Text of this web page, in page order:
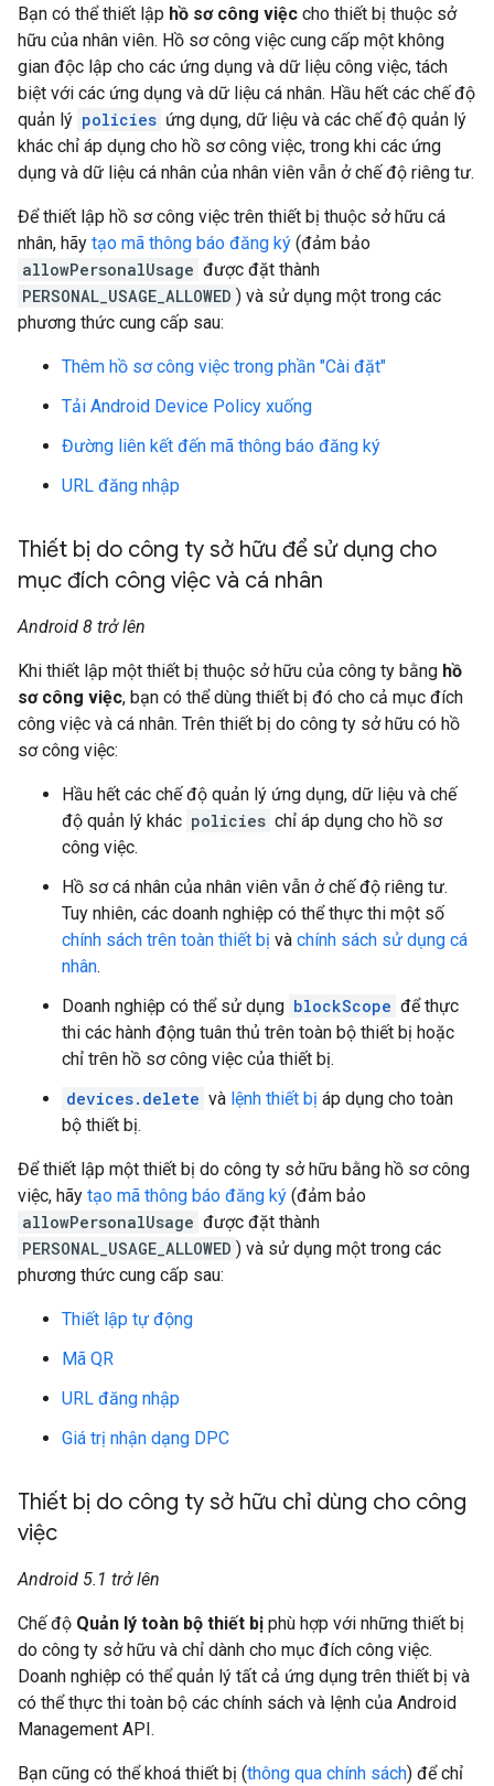
Bạn có thể thiết lập hồ sơ công việc cho thiết bị thuộc sở
hữu của nhân viên. Hồ sơ công việc cung cấp một không
gian độc lập cho các ứng dụng và dữ liệu công việc, tách
biệt với các ứng dụng và dữ liệu cá nhân. Hầu hết các chế độ
quản lý policies ứng dụng, dữ liệu và các chế độ quản lý
khác chỉ áp dụng cho hồ sơ công việc, trong khi các ứng
dụng và dữ liệu cá nhân của nhân viên vẫn ở chế độ riêng tư.
Để thiết lập hồ sơ công việc trên thiết bị thuộc sở hữu cá
nhân, hãy tạo mã thông báo đăng ký (đảm bảo
allowPersonalUsage được đặt thành
PERSONAL_USAGE_ALLOWED ) và sử dụng một trong các
phương thức cung cấp sau:
Thêm hồ sơ công việc trong phần "Cài đặt"
Tải Android Device Policy xuống
Đường liên kết đến mã thông báo đăng ký
URL đăng nhập
Thiết bị do công ty sở hữu để sử dụng cho
mục đích công việc và cá nhân
Android 8 trở lên
Khi thiết lập một thiết bị thuộc sở hữu của công ty bằng hồ
sơ công việc, bạn có thể dùng thiết bị đó cho cả mục đích
công việc và cá nhân. Trên thiết bị do công ty sở hữu có hồ
sơ công việc:
Hầu hết các chế độ quản lý ứng dụng, dữ liệu và chế
độ quản lý khác policies chỉ áp dụng cho hồ sơ
công việc.
Hồ sơ cá nhân của nhân viên vẫn ở chế độ riêng tư.
Tuy nhiên, các doanh nghiệp có thể thực thi một số
chính sách trên toàn thiết bị và chính sách sử dụng cá
nhân.
Doanh nghiệp có thể sử dụng blockScope để thực
thi các hành động tuân thủ trên toàn bộ thiết bị hoặc
chỉ trên hồ sơ công việc của thiết bị.
devices.delete và lệnh thiết bị áp dụng cho toàn
bộ thiết bị.
Để thiết lập một thiết bị do công ty sở hữu bằng hồ sơ công
việc, hãy tạo mã thông báo đăng ký (đảm bảo
allowPersonalUsage được đặt thành
PERSONAL_USAGE_ALLOWED ) và sử dụng một trong các
phương thức cung cấp sau:
Thiết lập tự động
Mã QR
URL đăng nhập
Giá trị nhận dạng DPC
Thiết bị do công ty sở hữu chỉ dùng cho công
việc
Android 5.1 trở lên
Chế độ Quản lý toàn bộ thiết bị phù hợp với những thiết bị
do công ty sở hữu và chỉ dành cho mục đích công việc.
Doanh nghiệp có thể quản lý tất cả ứng dụng trên thiết bị và
có thể thực thi toàn bộ các chính sách và lệnh của Android
Management API.
Bạn cũng có thể khoá thiết bị (thông qua chính sách) để chỉ